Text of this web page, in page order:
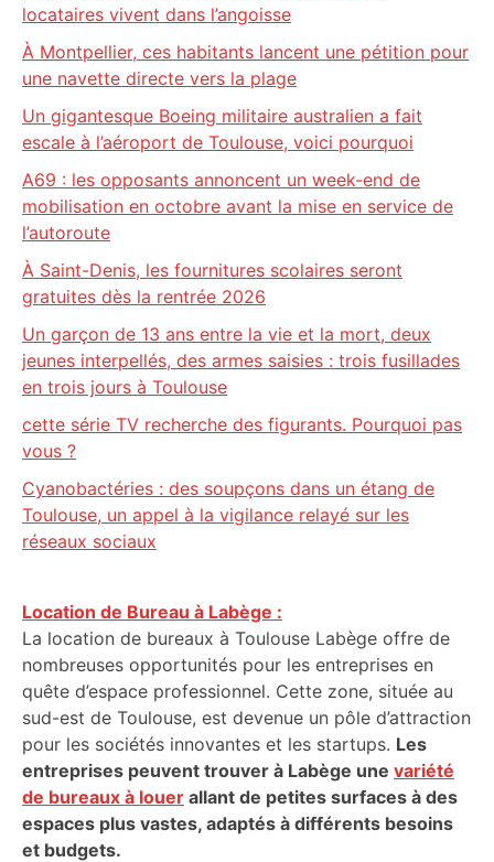
locataires vivent dans l’angoisse
À Montpellier, ces habitants lancent une pétition pour
une navette directe vers la plage
Un gigantesque Boeing militaire australien a fait
escale à l’aéroport de Toulouse, voici pourquoi
A69 : les opposants annoncent un week-end de
mobilisation en octobre avant la mise en service de
l’autoroute
À Saint-Denis, les fournitures scolaires seront
gratuites dès la rentrée 2026
Un garçon de 13 ans entre la vie et la mort, deux
jeunes interpellés, des armes saisies : trois fusillades
en trois jours à Toulouse
cette série TV recherche des figurants. Pourquoi pas
vous ?
Cyanobactéries : des soupçons dans un étang de
Toulouse, un appel à la vigilance relayé sur les
réseaux sociaux
Location de Bureau à Labège :
La location de bureaux à Toulouse Labège offre de
nombreuses opportunités pour les entreprises en
quête d’espace professionnel. Cette zone, située au
sud-est de Toulouse, est devenue un pôle d’attraction
pour les sociétés innovantes et les startups. Les
entreprises peuvent trouver à Labège une variété
de bureaux à louer allant de petites surfaces à des
espaces plus vastes, adaptés à différents besoins
et budgets.